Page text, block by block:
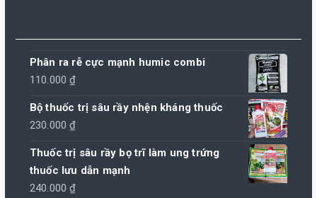
Phân ra rễ cực mạnh humic combi
110.000₫
Bộ thuốc trị sâu rầy nhện kháng thuốc
230.000₫
Thuốc trị sâu rầy bọ trĩ làm ung trứng
thuốc lưu dẫn mạnh
240.000₫